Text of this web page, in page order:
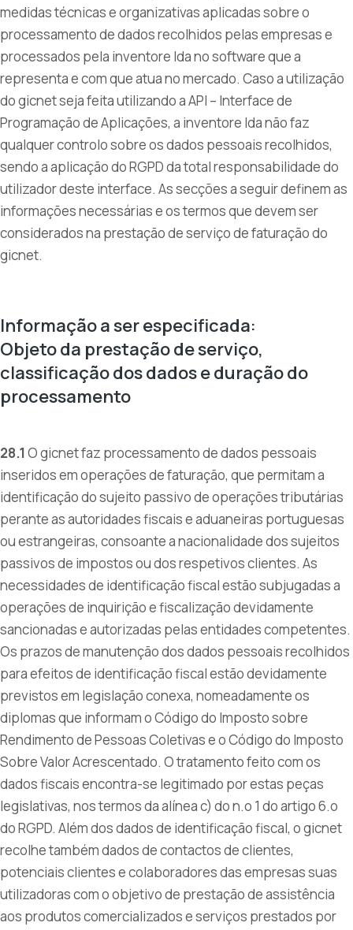
medidas técnicas e organizativas aplicadas sobre o
processamento de dados recolhidos pelas empresas e
processados pela inventore lda no software que a
representa e com que atua no mercado. Caso a utilização
do gicnet seja feita utilizando a API – Interface de
Programação de Aplicações, a inventore lda não faz
qualquer controlo sobre os dados pessoais recolhidos,
sendo a aplicação do RGPD da total responsabilidade do
utilizador deste interface. As secções a seguir definem as
informações necessárias e os termos que devem ser
considerados na prestação de serviço de faturação do
gicnet.
Informação a ser especificada:
Objeto da prestação de serviço,
classificação dos dados e duração do
processamento
28.1O gicnet faz processamento de dados pessoais
inseridos em operações de faturação, que permitam a
identificação do sujeito passivo de operações tributárias
perante as autoridades fiscais e aduaneiras portuguesas
ou estrangeiras, consoante a nacionalidade dos sujeitos
passivos de impostos ou dos respetivos clientes. As
necessidades de identificação fiscal estão subjugadas a
operações de inquirição e fiscalização devidamente
sancionadas e autorizadas pelas entidades competentes.
Os prazos de manutenção dos dados pessoais recolhidos
para efeitos de identificação fiscal estão devidamente
previstos em legislação conexa, nomeadamente os
diplomas que informam o Código do Imposto sobre
Rendimento de Pessoas Coletivas e o Código do Imposto
Sobre Valor Acrescentado. O tratamento feito com os
dados fiscais encontra-se legitimado por estas peças
legislativas, nos termos da alínea c) do n.o 1 do artigo 6.o
do RGPD. Além dos dados de identificação fiscal, o gicnet
recolhe também dados de contactos de clientes,
potenciais clientes e colaboradores das empresas suas
utilizadoras com o objetivo de prestação de assistência
aos produtos comercializados e serviços prestados por